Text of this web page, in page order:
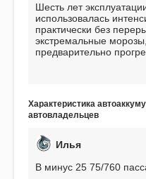
Шесть лет
использовалась
практически без
экстремальные
предварительно
использования не
EFB 75. Судя по
превосходит
Характеристика
автовладельцев
Илья
В минус 25 75/760